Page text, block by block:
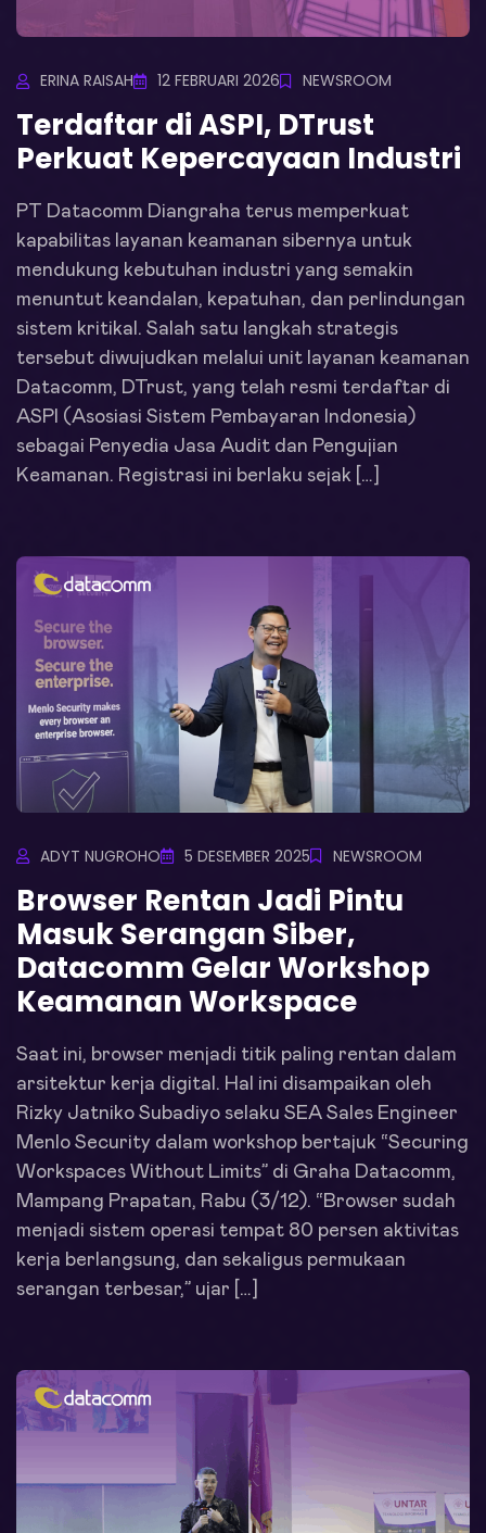
ERINA RAISAH 12 FEBRUARI 2026 NEWSROOM
Terdaftar di ASPI, DTrust
Perkuat Kepercayaan Industri
PT Datacomm Diangraha terus memperkuat
kapabilitas layanan keamanan sibernya untuk
mendukung kebutuhan industri yang semakin
menuntut keandalan, kepatuhan, dan perlindungan
sistem kritikal. Salah satu langkah strategis
tersebut diwujudkan melalui unit layanan keamanan
Datacomm, DTrust, yang telah resmi terdaftar di
ASPI (Asosiasi Sistem Pembayaran Indonesia)
sebagai Penyedia Jasa Audit dan Pengujian
Keamanan. Registrasi ini berlaku sejak […]
ADYT NUGROHO 5 DESEMBER 2025 NEWSROOM
Browser Rentan Jadi Pintu
Masuk Serangan Siber,
Datacomm Gelar Workshop
Keamanan Workspace
Saat ini, browser menjadi titik paling rentan dalam
arsitektur kerja digital. Hal ini disampaikan oleh
Rizky Jatniko Subadiyo selaku SEA Sales Engineer
Menlo Security dalam workshop bertajuk “Securing
Workspaces Without Limits” di Graha Datacomm,
Mampang Prapatan, Rabu (3/12). “Browser sudah
menjadi sistem operasi tempat 80 persen aktivitas
kerja berlangsung, dan sekaligus permukaan
serangan terbesar,” ujar […]